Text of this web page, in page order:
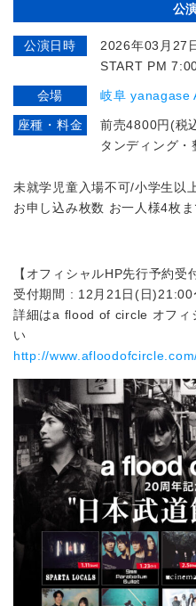
公
公演日時
2026年03月27
START PM
会場 岐阜 yanagase
座種・料金
前売4800円(税
タンディング・
未就学児童入場不可/小学生以
お申し込み枚数 お一人様4枚ま
【オフィシャルHP先行予約受
受付期間 : 12月21日(日
詳細はa flood of circle オフィ
い
http://